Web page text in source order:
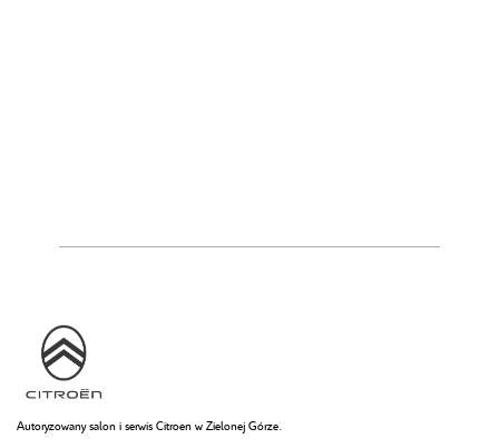
Autoryzowany salon i serwis Citroen w Zielonej Górze.